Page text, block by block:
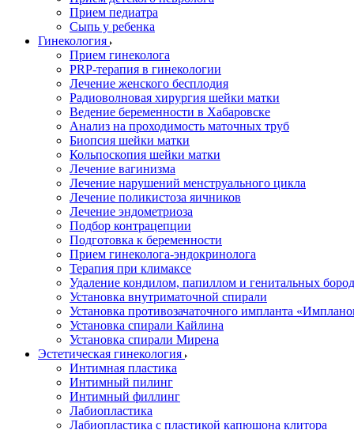
Прием педиатра
Сыпь у ребенка
Гинекология
Прием гинеколога
PRP-терапия в гинекологии
Лечение женского бесплодия
Радиоволновая хирургия шейки матки
Ведение беременности в Хабаровске
Анализ на проходимость маточных труб
Биопсия шейки матки
Кольпоскопия шейки матки
Лечение вагинизма
Лечение нарушений менструального цикла
Лечение поликистоза яичников
Лечение эндометриоза
Подбор контрацепции
Подготовка к беременности
Прием гинеколога-эндокринолога
Терапия при климаксе
Удаление кондилом, папиллом и генитальных
Установка внутриматочной спирали
Установка противозачаточного импланта
Установка спирали Кайлина
Установка спирали Мирена
Эстетическая гинекология
Интимная пластика
Интимный пилинг
Интимный филлинг
Лабиопластика
Лабиопластика с пластикой капюшона клитора